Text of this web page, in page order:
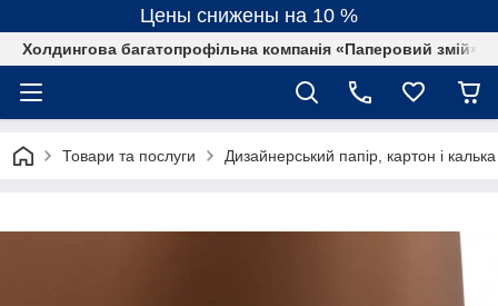
Цены снижены на 10 %
Холдингова багатопрофільна компанія «Паперовий змій»
Товари та послуги Дизайнерський папір, картон і калька